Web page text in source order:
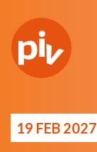
19 FEB 2027